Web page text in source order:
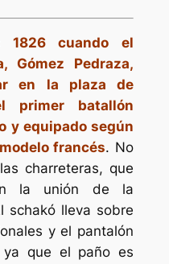
1826 cuando el
Gómez Pedraza,
en la plaza de
primer batallón
y equipado según
francés. No
charreteras, que
la unión de la
schakó lleva sobre
y el pantalón
que el paño es